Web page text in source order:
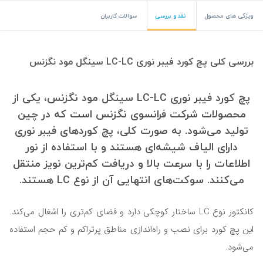
ویژگی های محصول نقد و بررسی سوالات کاربران
بررسی کلی پچ کورد فیبر نوری LC-LC سینگل مود نگزنس
پچ کورد فیبر نوری LC-LC سینگل مود نگزنس
، یکی از
محصولات شرکت فرانسوی نگزنس است که در چین
تولید می‌شود. به صورت کلی، پچ کوردهای فیبر نوری
دارای الیاف شیشه‌ای هستند و با استفاده از نور
اطلاعات را با سرعت بالا و دریافت کم‌ترین نویز منتقل
می‌کنند. سوکت‌های انتهایی آن از نوع LC هستند.
کانکتور نوع LC ساختار کوچکی دارد و فضای کم‌تری را اشغال می‌کند.
این پچ کورد برای نصب و راه‌اندازی مناطق پرتراکم و کم حجم استفاده
می‌شود.